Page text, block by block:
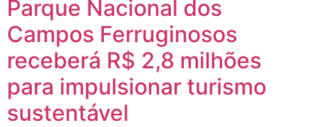
Parque Nacional dos
Campos Ferruginosos
receberá R$ 2,8 milhões
para impulsionar turismo
sustentável